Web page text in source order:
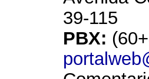
39-115
PBX: